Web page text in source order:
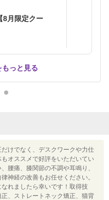
月限定クー
っと見る
けでなく、デスクワークや力仕
オススメで好評をいただいてい
腰痛、膝関節の不調や耳鳴り、
神経の改善もお任せください。
れましたら幸いです！取得技
、ストレートネック矯正、猫背